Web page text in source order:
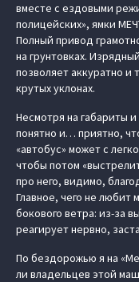
вместе с ездовыми
полицейских», ямки
Полный привод
на грунтовках.
позволяет аккуратно и
крутых уклонах.
Несмотря на габариты
понятно и… приятно,
«автобус» может с
чтобы потом
про него, видимо,
Главное, чего не любит
бокового ветра: из-за
реагирует нервно,
По бездорожью я на
ли владельцев этой